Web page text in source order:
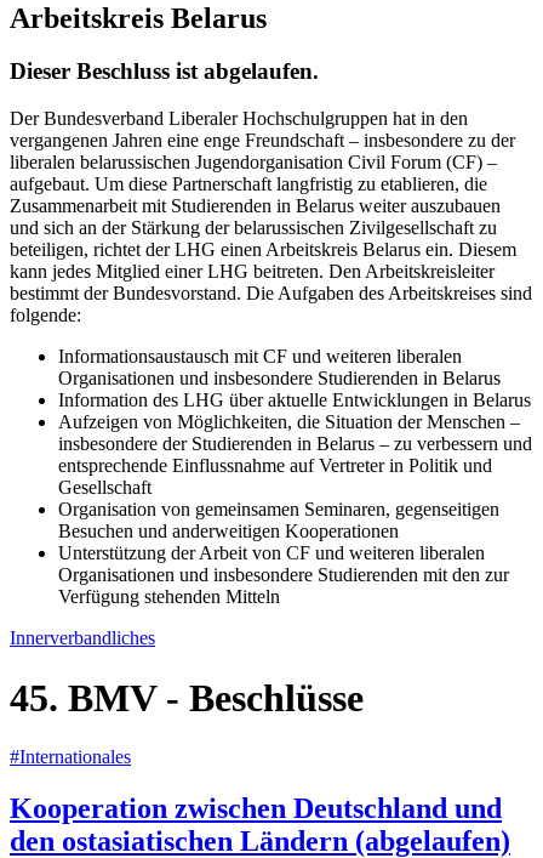
Arbeitskreis Belarus
Dieser Beschluss ist abgelaufen.
Der Bundesverband Liberaler Hochschulgruppen hat in den
vergangenen Jahren eine enge Freundschaft – insbesondere zu der
liberalen belarussischen Jugendorganisation Civil Forum (CF) –
aufgebaut. Um diese Partnerschaft langfristig zu etablieren, die
Zusammenarbeit mit Studierenden in Belarus weiter auszubauen
und sich an der Stärkung der belarussischen Zivilgesellschaft zu
beteiligen, richtet der LHG einen Arbeitskreis Belarus ein. Diesem
kann jedes Mitglied einer LHG beitreten. Den Arbeitskreisleiter
bestimmt der Bundesvorstand. Die Aufgaben des Arbeitskreises sind
folgende:
Informationsaustausch mit CF und weiteren liberalen
Organisationen und insbesondere Studierenden in Belarus
Information des LHG über aktuelle Entwicklungen in Belarus
Aufzeigen von Möglichkeiten, die Situation der Menschen –
insbesondere der Studierenden in Belarus – zu verbessern und
entsprechende Einflussnahme auf Vertreter in Politik und
Gesellschaft
Organisation von gemeinsamen Seminaren, gegenseitigen
Besuchen und anderweitigen Kooperationen
Unterstützung der Arbeit von CF und weiteren liberalen
Organisationen und insbesondere Studierenden mit den zur
Verfügung stehenden Mitteln
Innerverbandliches
45. BMV - Beschlüsse
#Internationales
Kooperation zwischen Deutschland und
den ostasiatischen Ländern (abgelaufen)